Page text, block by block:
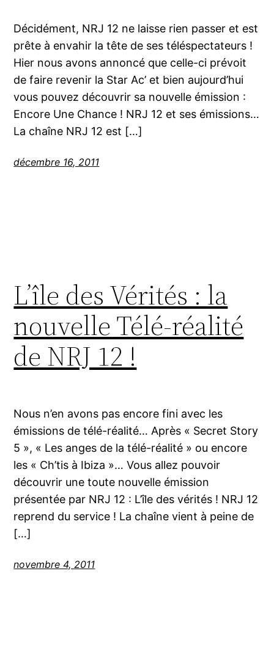
Décidément, NRJ 12 ne laisse rien passer et est
prête à envahir la tête de ses téléspectateurs !
Hier nous avons annoncé que celle-ci prévoit
de faire revenir la Star Ac’ et bien aujourd’hui
vous pouvez découvrir sa nouvelle émission :
Encore Une Chance ! NRJ 12 et ses émissions…
La chaîne NRJ 12 est […]
décembre 16, 2011
L’île des Vérités : la
nouvelle Télé-réalité
de NRJ 12 !
Nous n’en avons pas encore fini avec les
émissions de télé-réalité… Après « Secret Story
5 », « Les anges de la télé-réalité » ou encore
les « Ch’tis à Ibiza »… Vous allez pouvoir
découvrir une toute nouvelle émission
présentée par NRJ 12 : L’île des vérités ! NRJ 12
reprend du service ! La chaîne vient à peine de
[…]
novembre 4, 2011